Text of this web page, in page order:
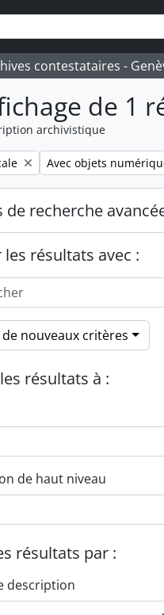
contestataires -
de 1
archivistique
Remove filter:
Avec objets
de recherche
résultats avec :
nouveaux critères
résultats à :
de haut niveau
résultats par :
description